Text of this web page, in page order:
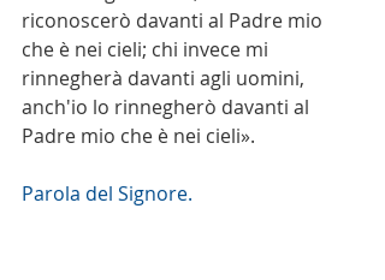
riconoscerò davanti al Padre mio
che è nei cieli; chi invece mi
rinnegherà davanti agli uomini,
anch'io lo rinnegherò davanti al
Padre mio che è nei cieli».
Parola del Signore.